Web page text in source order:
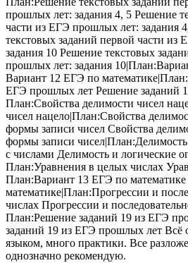
прошлых лет: задания 4, 5 Решение
части из ЕГЭ прошлых лет: задания
текстовых заданий первой части из
задания 10 Решение текстовых
прошлых лет: задания
Вариант 12 ЕГЭ по
ЕГЭ прошлых лет Решение заданий
План:Свойства делимости чисел
чисел нацело|План:Свойства
формы записи чисел Свойства
формы записи
с числами Делимость и логические
План:Уравнения в целых числах
План:Вариант 13 ЕГЭ по
математике|План:Прогрессии и
числах Прогрессии и
План:Решение заданий 19 из ЕГЭ
заданий 19 из ЕГЭ прошлых лет Всё
языком, много практики. Все
однозначно рекомендую.